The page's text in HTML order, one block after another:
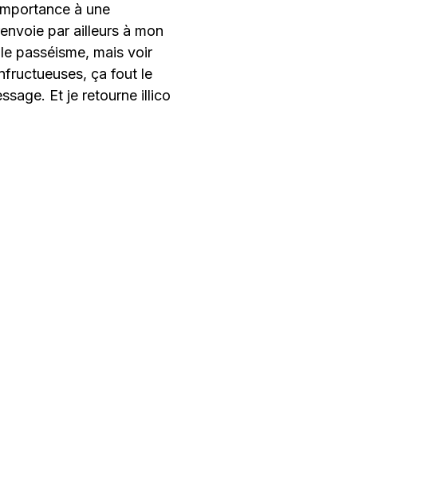
à une
par ailleurs à mon
passéisme, mais voir
ça fout le
Et je retourne illico